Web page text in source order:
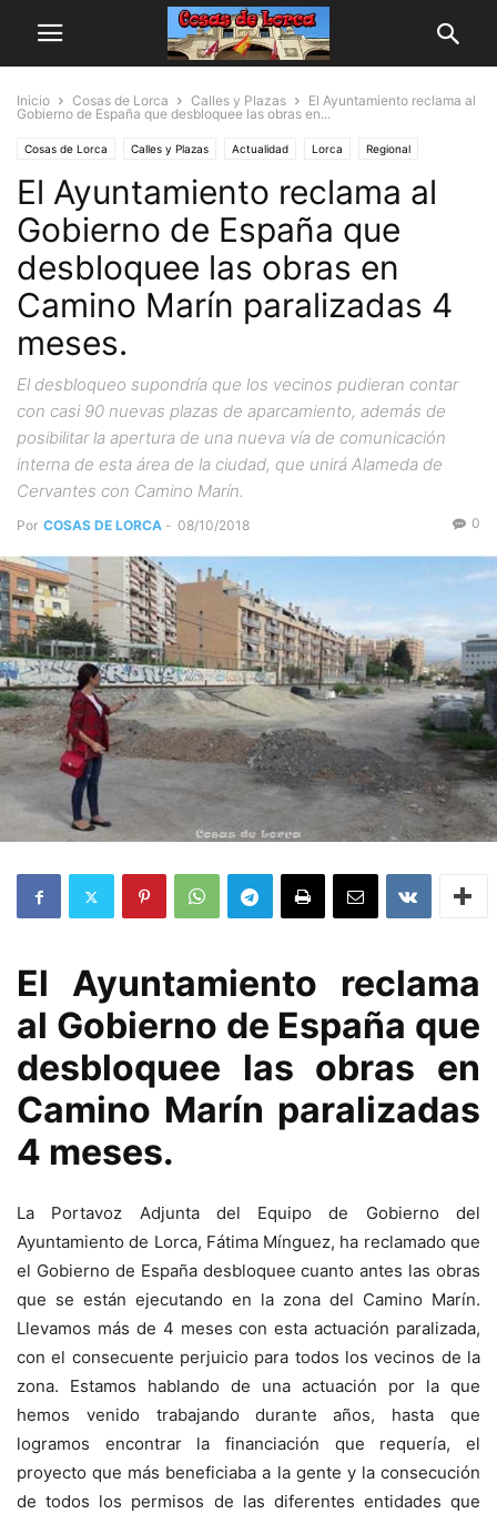
Inicio Cosas de Lorca Calles y Plazas
El Ayuntamiento reclama al
Gobierno de España que desbloquee las obras en...
Cosas de Lorca Calles y Plazas Actualidad Lorca Regional
El Ayuntamiento reclama al
Gobierno de España que
desbloquee las obras en
Camino Marín paralizadas 4
meses.
El desbloqueo supondría que los vecinos pudieran contar
con casi 90 nuevas plazas de aparcamiento, además de
posibilitar la apertura de una nueva vía de comunicación
interna de esta área de la ciudad, que unirá Alameda de
Cervantes con Camino Marín.
Por COSAS DE LORCA - 08/10/2018 0
El Ayuntamiento reclama
al Gobierno de España que
desbloquee las obras en
Camino Marín paralizadas
4 meses.
La Portavoz Adjunta del Equipo de Gobierno del
Ayuntamiento de Lorca, Fátima Mínguez, ha reclamado que
el Gobierno de España desbloquee cuanto antes las obras
que se están ejecutando en la zona del Camino Marín.
Llevamos más de 4 meses con esta actuación paralizada,
con el consecuente perjuicio para todos los vecinos de la
zona. Estamos hablando de una actuación por la que
hemos venido trabajando durante años, hasta que
logramos encontrar la financiación que requería, el
proyecto que más beneficiaba a la gente y la consecución
de todos los permisos de las diferentes entidades que